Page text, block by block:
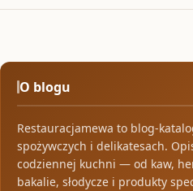
O blogu
Restauracjamewa to blog-
spożywczych i delikatesach.
codziennej kuchni — od kaw,
bakalie, słodycze i produkty